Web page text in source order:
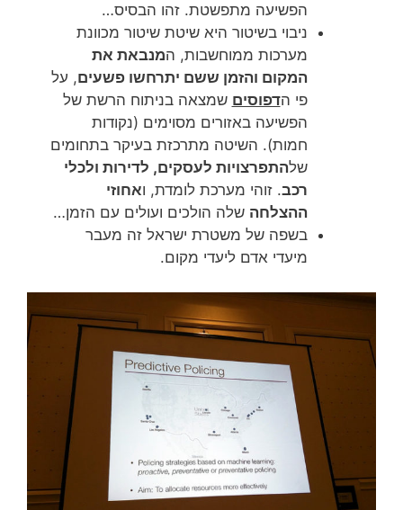
הפשיעה מתפשטת. זהו הבסיס…
ניבוי בשיטור היא שיטת שיטור מכוונת
מערכות ממוחשבות, המנבאת את
המקום והזמן ששם יתרחשו פשעים, על
פי הדפוסים שמצאה בניתוח הרשת של
הפשיעה באזורים מסוימים (נקודות
חמות). השיטה מתרכזת בעיקר בתחומים
שלהתפרצויות לעסקים, לדירות ולכלי
רכב. זוהי מערכת לומדת, ואחוזי
ההצלחה שלה הולכים ועולים עם הזמן…
בשפה של משטרת ישראל זה מעבר
מיעדי אדם ליעדי מקום.